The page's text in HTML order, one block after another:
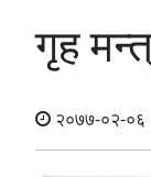
गृह
२०७७-०२-०६